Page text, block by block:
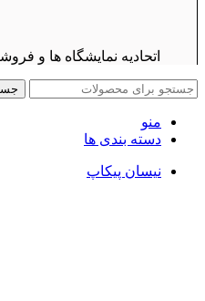
اتحادیه نمایشگاه ها و
منو
دسته بندی ها
نیسان پیکاپ